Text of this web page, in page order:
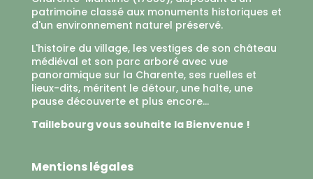
patrimoine classé aux monuments historiques et
d'un environnement naturel préservé.
L'histoire du village, les vestiges de son château
médiéval et son parc arboré avec vue
panoramique sur la Charente, ses ruelles et
lieux-dits, méritent le détour, une halte, une
pause découverte et plus encore...
Taillebourg vous souhaite la Bienvenue !
Mentions légales